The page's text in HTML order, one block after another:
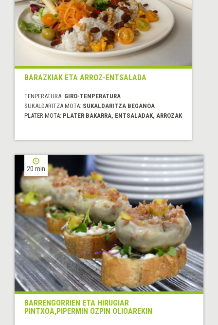
BARAZKIAK ETA ARROZ-ENTSALADA
TENPERATURA: GIRO-TENPERATURA
SUKALDARITZA MOTA: SUKALDARITZA BEGANOA
PLATER MOTA: PLATER BAKARRA, ENTSALADAK, ARROZAK
20 min
BARRENGORRIEN ETA HIRUGIAR
PINTXOA,PIPERMIN OZPIN OLIOAREKIN